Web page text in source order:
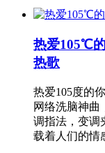
热爱105℃
热歌
热爱105度的
网络洗脑神曲
调指法，变调
载着人们的